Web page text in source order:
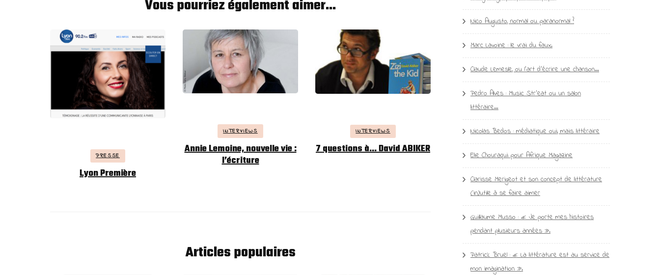
Vous pourriez également aimer...
PRESSE
Lyon Première
INTERVIEWS
Annie Lemoine, nouvelle vie :
l’écriture
INTERVIEWS
7 questions à… David ABIKER
Articles populaires
Nico Augusto, normal ou paranormal ?
Marc Lavoine : le vrai du faux.
Claude Lemesle, ou l’art d’écrire une chanson…
Pedro Alves : Music Str’eat ou un salon
littéraire…
Nicolas Bedos : médiatique oui, mais littéraire
Elie Chouraqui pour Afrique Magazine
Clarisse Merigeot et son concept de littérature
(in)utile à se faire aimer
Guillaume Musso : « Je porte mes histoires
pendant plusieurs années ».
Patrick Bruel : « La littérature est au service de
mon imagination ».